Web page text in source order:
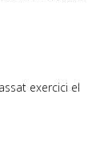
exercici el